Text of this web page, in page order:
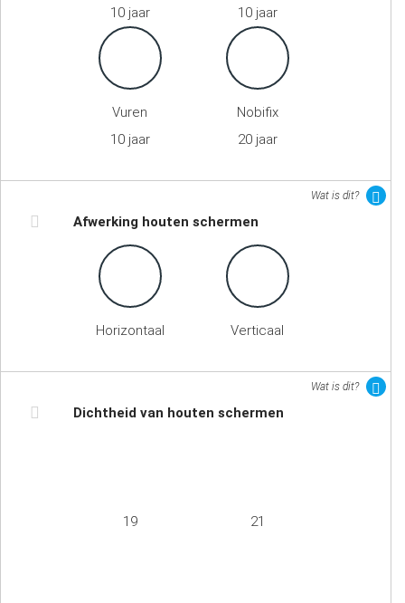
10 jaar
10 jaar
Vuren
10 jaar
Nobifix
20 jaar
Wat is dit?
Afwerking houten schermen
Horizontaal Verticaal
Wat is dit?
Dichtheid van houten schermen
19 21